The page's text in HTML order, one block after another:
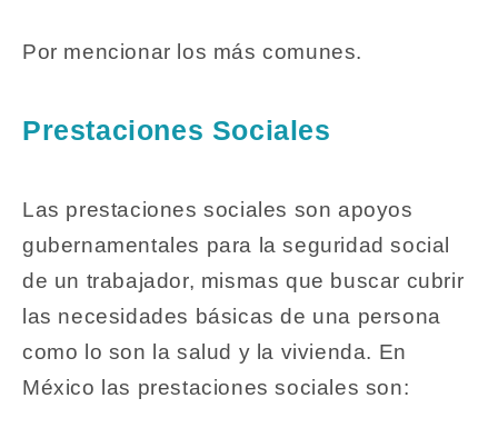
Por mencionar los más comunes.
Prestaciones Sociales
Las prestaciones sociales son apoyos
gubernamentales para la seguridad social
de un trabajador, mismas que buscar cubrir
las necesidades básicas de una persona
como lo son la salud y la vivienda. En
México las prestaciones sociales son: